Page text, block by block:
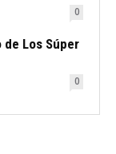
0
Los Súper
0